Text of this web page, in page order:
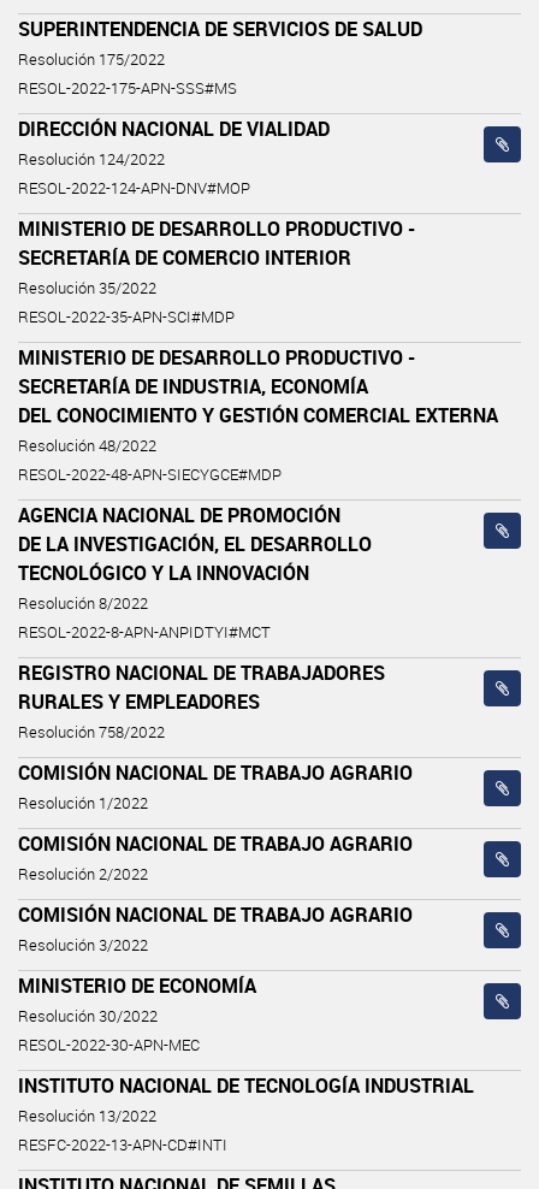
SUPERINTENDENCIA DE SERVICIOS DE SALUD
Resolución 175/2022
RESOL-2022-175-APN-SSS#MS
DIRECCIÓN NACIONAL DE VIALIDAD
Resolución 124/2022
RESOL-2022-124-APN-DNV#MOP
MINISTERIO DE DESARROLLO PRODUCTIVO -
SECRETARÍA DE COMERCIO INTERIOR
Resolución 35/2022
RESOL-2022-35-APN-SCI#MDP
MINISTERIO DE DESARROLLO PRODUCTIVO -
SECRETARÍA DE INDUSTRIA, ECONOMÍA
DEL CONOCIMIENTO Y GESTIÓN COMERCIAL EXTERNA
Resolución 48/2022
RESOL-2022-48-APN-SIECYGCE#MDP
AGENCIA NACIONAL DE PROMOCIÓN
DE LA INVESTIGACIÓN, EL DESARROLLO
TECNOLÓGICO Y LA INNOVACIÓN
Resolución 8/2022
RESOL-2022-8-APN-ANPIDTYI#MCT
REGISTRO NACIONAL DE TRABAJADORES
RURALES Y EMPLEADORES
Resolución 758/2022
COMISIÓN NACIONAL DE TRABAJO AGRARIO
Resolución 1/2022
COMISIÓN NACIONAL DE TRABAJO AGRARIO
Resolución 2/2022
COMISIÓN NACIONAL DE TRABAJO AGRARIO
Resolución 3/2022
MINISTERIO DE ECONOMÍA
Resolución 30/2022
RESOL-2022-30-APN-MEC
INSTITUTO NACIONAL DE TECNOLOGÍA INDUSTRIAL
Resolución 13/2022
RESFC-2022-13-APN-CD#INTI